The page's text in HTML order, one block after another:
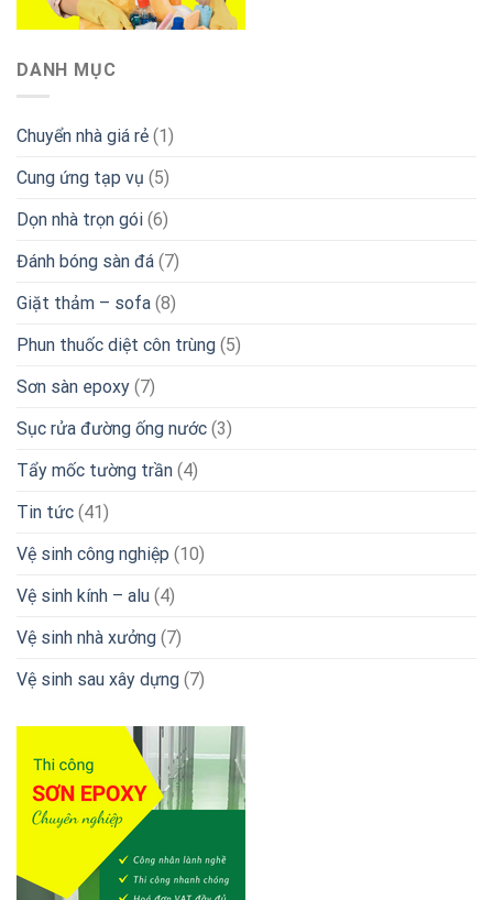
DANH MỤC
Chuyển nhà giá rẻ (1)
Cung ứng tạp vụ (5)
Dọn nhà trọn gói (6)
Đánh bóng sàn đá (7)
Giặt thảm – sofa (8)
Phun thuốc diệt côn trùng (5)
Sơn sàn epoxy (7)
Sục rửa đường ống nước (3)
Tẩy mốc tường trần (4)
Tin tức (41)
Vệ sinh công nghiệp (10)
Vệ sinh kính – alu (4)
Vệ sinh nhà xưởng (7)
Vệ sinh sau xây dựng (7)